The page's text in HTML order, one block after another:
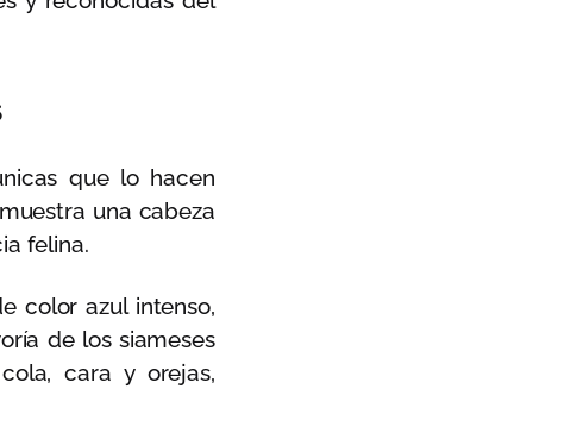
que lo hacen
una cabeza
felina.
color azul intenso,
de los siameses
cara y orejas,